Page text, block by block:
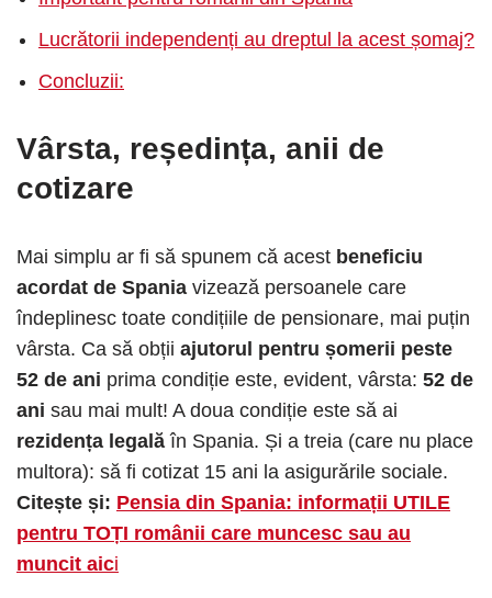
Lucrătorii independenți au dreptul la acest șomaj?
Concluzii:
Vârsta, reședința, anii de
cotizare
Mai simplu ar fi să spunem că acest beneficiu
acordat de Spania vizează persoanele care
îndeplinesc toate condițiile de pensionare, mai puțin
vârsta. Ca să obții ajutorul pentru șomerii peste
52 de ani prima condiție este, evident, vârsta: 52 de
ani sau mai mult! A doua condiție este să ai
rezidența legală în Spania. Și a treia (care nu place
multora): să fi cotizat 15 ani la asigurările sociale.
Citește și: Pensia din Spania: informații UTILE
pentru TOȚI românii care muncesc sau au
muncit aici